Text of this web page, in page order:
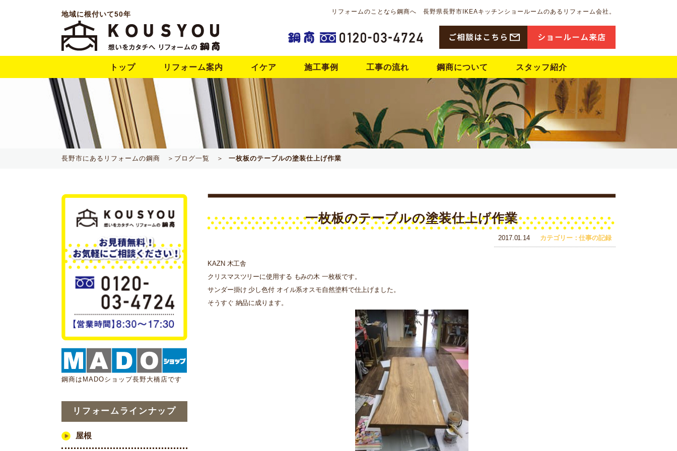
地域に根付いて50年 リフォームのことなら鋼商へ 長野県長野市IKEAキッチンショールームのあるリフォーム会社。
ご相談はこちら ショ ールーム来店
トップ リフォーム案内 イケア 施工事例 工事の流れ 鋼商について スタッフ紹介
長野市にあるリフォームの鋼商 ＞ ブログ一覧 ＞ 一枚板のテーブルの塗装仕上げ作業
一枚板のテーブルの塗装仕上げ作業
2017.01.14 カテゴリー：仕事の記録
KAZN 木工舎
クリスマスツリーに使用する もみの木 一枚板です。
サンダー掛け 少し色付 オイル系オスモ自然塗料で仕上げました。
そうすぐ 納品に成ります。
鋼商はMADOショップ長野大橋店です
リフォームラインナップ
屋根